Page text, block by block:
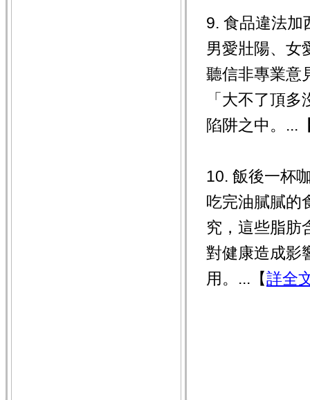
9. 食品違法加
男愛壯陽、女
聽信非專業意
「大不了頂
陷阱之中。...
10. 飯後一杯
吃完油膩膩的
究，這些脂肪
對健康造成影
用。...【詳全